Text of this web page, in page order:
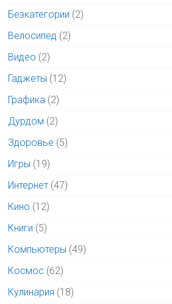
Безкатегории (2)
Велосипед (2)
Видео (2)
Гаджеты (12)
Графика (2)
Дурдом (2)
Здоровье (5)
Игры (19)
Интернет (47)
Кино (12)
Книги (5)
Компьютеры (49)
Космос (62)
Кулинария (18)